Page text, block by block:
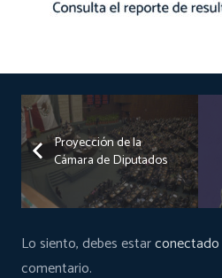
Proyección de la
Cámara de Diputados
Lo siento, debes estarconectado
comentario.